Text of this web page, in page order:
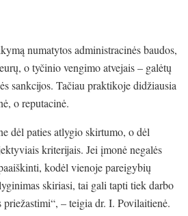
numatytos administracinės baudos,
o tyčinio vengimo atvejais – galėtų
sankcijos. Tačiau praktikoje didžiausia
o reputacinė.
dėl paties atlygio skirtumo, o dėl
kriterijais. Jei įmonė negalės
kodėl vienoje pareigybių
skiriasi, tai gali tapti tiek darbo
– teigia dr. I. Povilaitienė.